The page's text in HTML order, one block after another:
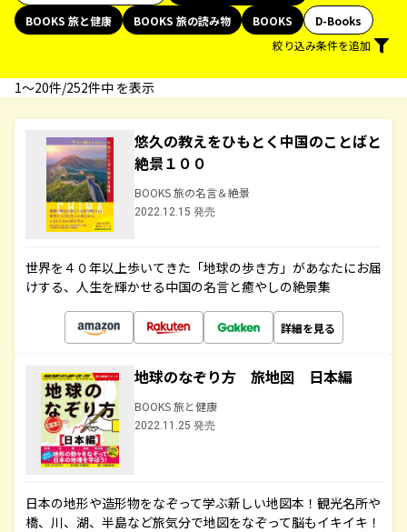
BOOKS 旅と健康
BOOKS 旅の読み物 BOOKS
D-Books
絞り込み条件を追加
1〜20件/252件中 を表示
悠久の教えをひもとく中国のことばと
絶景１００
BOOKS 旅の名言＆絶景
2022.12.15 発売
世界を４０年以上歩いてきた「地球の歩き方」があなたにお届
けする、人生を輝かせる中国の名言と癒やしの絶景集
詳細を見る
地球のなぞり方 旅地図 日本編
BOOKS 旅と健康
2022.11.25 発売
日本の地形や造形物をなぞって学ぶ新しい地図本！観光名所や
橋、川、湖、半島など旅気分で地図をなぞって脳もイキイキ！